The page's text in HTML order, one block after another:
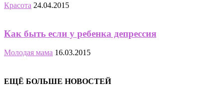
Красота 24.04.2015
Как быть если у ребенка депрессия
Молодая мама 16.03.2015
ЕЩЁ БОЛЬШЕ НОВОСТЕЙ